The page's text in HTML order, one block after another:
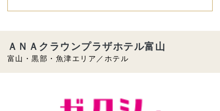
富山・黒部・魚津エリア／ホテル
ＡＮＡクラウンプラザホテル富山